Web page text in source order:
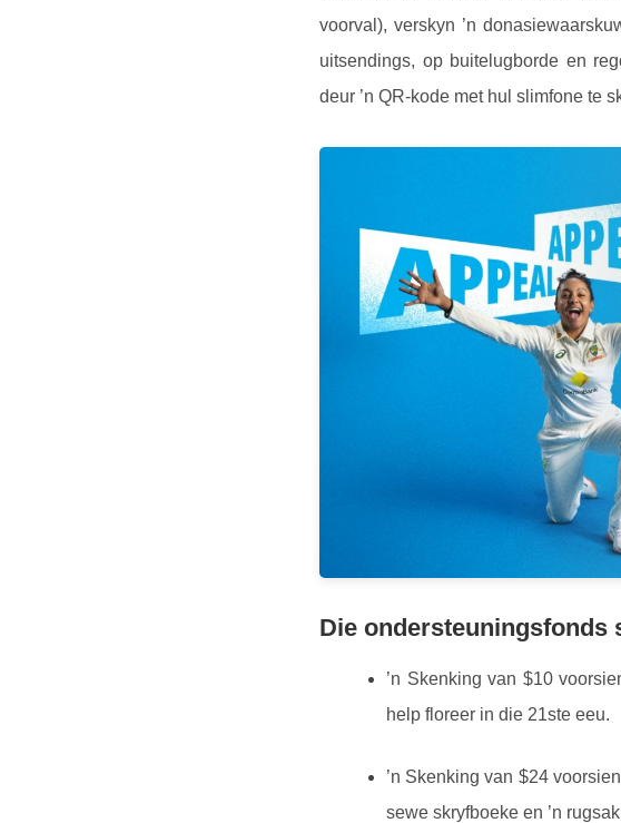
voorval), verskyn ’n
uitsendings, op buitelugborde en
deur ’n QR-kode met hul slimfone te
Die ondersteuningsfonds
’n Skenking van $10
help floreer in die 21ste eeu.
’n Skenking van $24
sewe skryfboeke en ’n